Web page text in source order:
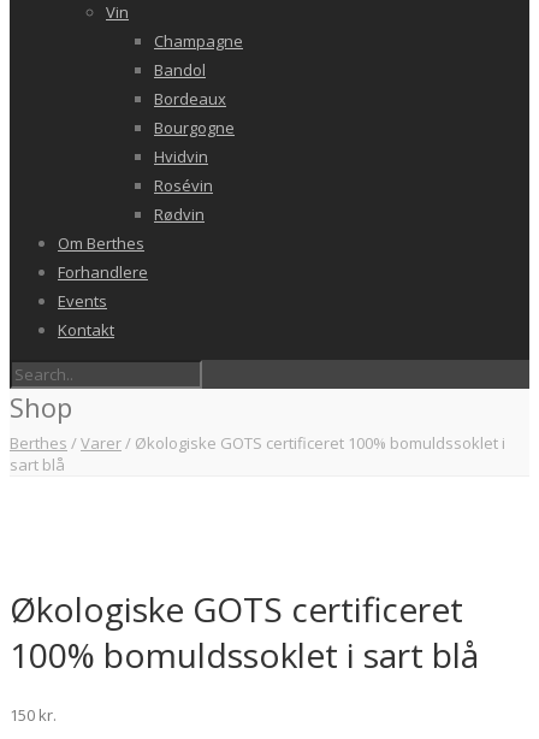
Vin
Champagne
Bandol
Bordeaux
Bourgogne
Hvidvin
Rosévin
Rødvin
Om Berthes
Forhandlere
Events
Kontakt
Shop
Berthes /Varer/ Økologiske GOTS certificeret 100% bomuldssoklet i
sart blå
Økologiske GOTS certificeret
100% bomuldssoklet i sart blå
150 kr.